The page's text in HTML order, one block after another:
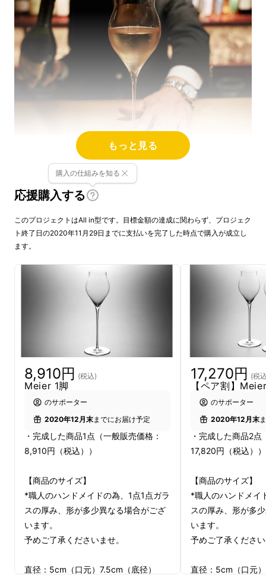
香りを愉しむためのボディ設計
スムーズな飲み心地と、美しい飲み姿を実現す
他に類を見ないほどの細長い脚
シェアブランド SINCE1612
試みを始めました。
本プロジェクトのディレクションを務めた
NUKAGA GALLERY
み方である香りを引き出すグラスを探究してい
たGP4。機能性とデザイン性をグラスデザイン
に落とし込んだ
、それを熟
練の職人の手で形に再現した
Le noble。
「銀座のために自分たちができることを」それ
が4社の切なる想いです。
もっと見る
応援購入する
購入の仕組みを知る
このプロジェクトはAll in型です。目標金額の達成に関わらず、プロジェク
ト終了日の2020年11月29日までに支払いを完了した時点で購入が成立し
ます。
8,910円 (税込)
Meier 1脚
のサポーター
2020年12月末までにお届け予定
・完成した商品1点（一般販売価格：
8,910円（税込））
【商品のサイズ】
*職人のハンドメイドの為、1点1点ガラ
スの厚み、形が多少異なる場合がござ
います。
予めご了承くださいませ。
直径：5cm（口元）7.5cm（底径）
17,270円 (税
【ペア割】
のサポーター
2020年12月末
・完成した商品2
17,820円（税込））
【商品のサイズ】
*職人のハンドメイ
スの厚み、形が多
います。
予めご了承くださ
直径：5cm（口元